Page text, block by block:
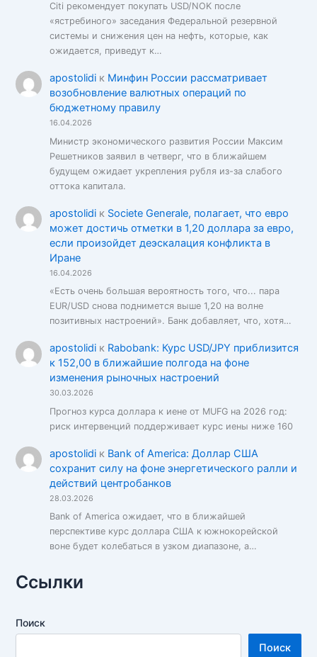
Citi рекомендует покупать USD/NOK после
«ястребиного» заседания Федеральной резервной
системы и снижения цен на нефть, которые, как
ожидается, приведут к…
apostolidiк Минфин России рассматривает
возобновление валютных операций по
бюджетному правилу
16.04.2026
Министр экономического развития России Максим
Решетников заявил в четверг, что в ближайшем
будущем ожидает укрепления рубля из-за слабого
оттока капитала.
apostolidiк Societe Generale, полагает, что евро
может достичь отметки в 1,20 доллара за евро,
если произойдет деэскалация конфликта в
Иране
16.04.2026
«Есть очень большая вероятность того, что... пара
EUR/USD снова поднимется выше 1,20 на волне
позитивных настроений». Банк добавляет, что, хотя…
apostolidiк Rabobank: Курс USD/JPY приблизится
к 152,00 в ближайшие полгода на фоне
изменения рыночных настроений
30.03.2026
Прогноз курса доллара к иене от MUFG на 2026 год:
риск интервенций поддерживает курс иены ниже 160
apostolidiк Bank of America: Доллар США
сохранит силу на фоне энергетического ралли и
действий центробанков
28.03.2026
Bank of America ожидает, что в ближайшей
перспективе курс доллара США к южнокорейской
воне будет колебаться в узком диапазоне, а…
Ссылки
Поиск
Поиск